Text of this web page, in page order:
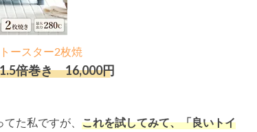
ースター2枚焼
1.5倍巻き 16,000円
た私ですが、 これを試してみて、「良いトイ